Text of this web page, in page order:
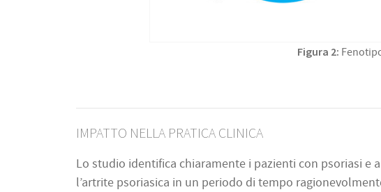
Figura 2:
IMPATTO NELLA PRATICA CLINICA
Lo studio identifica chiaramente i pazienti con psoriasi e
l’artrite psoriasica in un periodo di tempo